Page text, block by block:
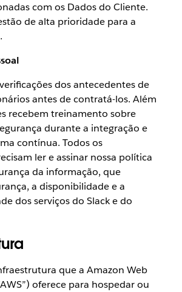
com os Dados do Cliente.
de alta prioridade para a
dos antecedentes de
antes de contratá-los. Além
recebem treinamento sobre
durante a integração e
contínua. Todos os
ler e assinar nossa política
da informação, que
a disponibilidade e a
dos serviços do Slack e do
que a Amazon Web
oferece para hospedar ou